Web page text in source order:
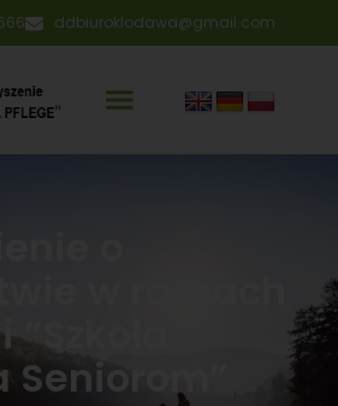
ddbiuroklodawa@gmail.com
o
w ramach